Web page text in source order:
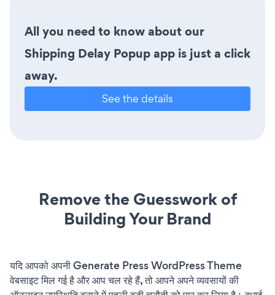
All you need to know about our
Shipping Delay Popup app is just a click
away.
See the details
Remove the Guesswork of
Building Your Brand
यदि आपको अपनी Generate Press WordPress Theme
वेबसाइट मिल गई है और आप चल रहे हैं, तो आपने अपने व्यवसायों की